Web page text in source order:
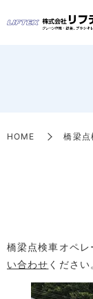
HOME 橋梁点
橋梁点検車オペ
い合わせ ください